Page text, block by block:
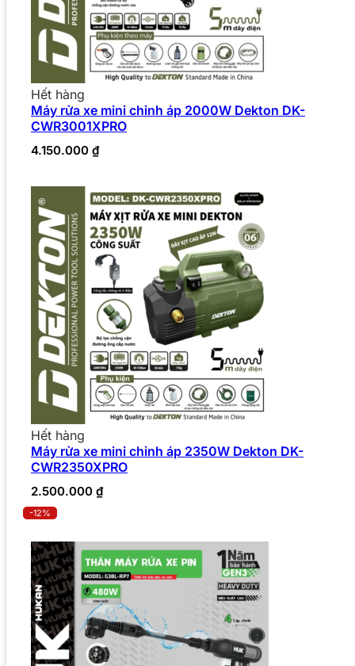
Hết hàng
Máy rửa xe mini chỉnh áp 2000W Dekton DK-
CWR3001XPRO
4.150.000 ₫
Hết hàng
Máy rửa xe mini chỉnh áp 2350W Dekton DK-
CWR2350XPRO
2.500.000 ₫
-12%